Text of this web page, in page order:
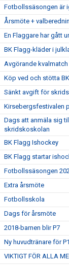
DOKUMENT
KÖP
VÅRA PARTNERS!
Fotbollssäsongen är
Årsmöte +
En Flaggare har gått
BK Flagg-kläder i
Avgörande kvalmatch
Köp ved och stötta
Sänkt avgift för
Kirsebergsfestivalen
Dags att anmäla sig
skridskoskolan
BK Flagg Ishockey
BK Flagg startar
Fotbollssäsongen
Extra årsmöte
Fotbollsskola
Dags för årsmöte
2018-barnen blir P7
Ny huvudtränare för
VIKTIGT FÖR ALLA